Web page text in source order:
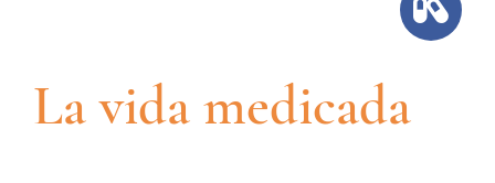
La vida medicada
son
opcionales.